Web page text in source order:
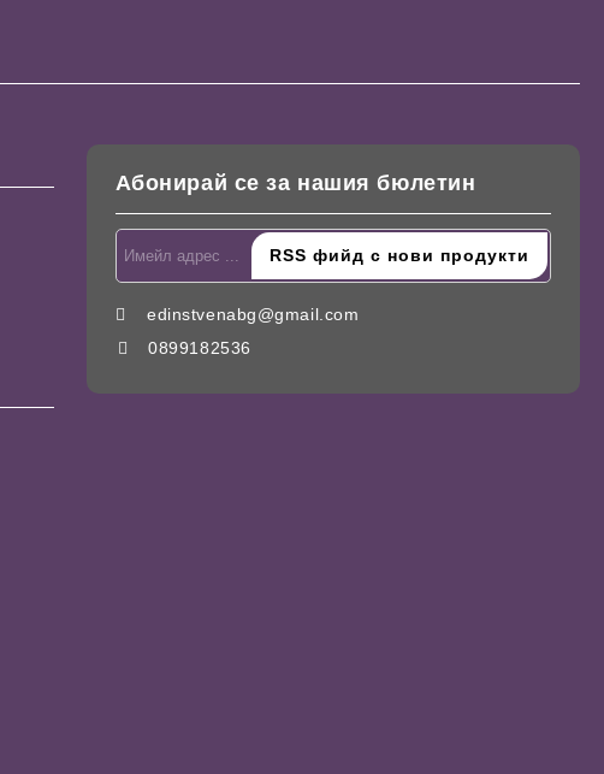
Абонирай се за нашия бюлетин
edinstvenabg@gmail.com
0899182536